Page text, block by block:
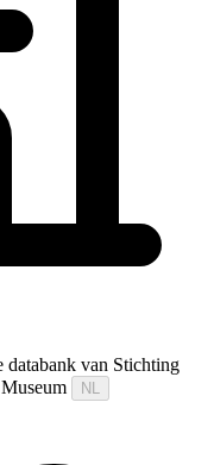
databank van Stichting
NL